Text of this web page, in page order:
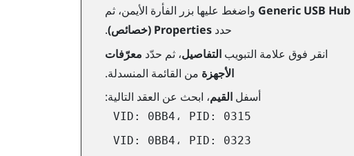
Generic USB Hub واضغط عليها بزر الفأرة الأيمن، ثم
حددProperties (خصائص)
.
انقر فوق علامة التبويبالتفاصيل، ثم حدّد معرّفات
الأجهزة من القائمة المنسدلة.
أسفلالقيم، ابحث عن العقد التالية:
VID: 0BB4، PID: 0315
VID: 0BB4، PID: 0323